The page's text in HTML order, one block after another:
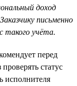
доход
письменно
такого учёта.
перед
статус
исполнителя